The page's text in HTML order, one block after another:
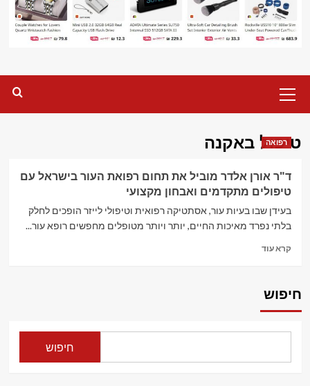
Menu
טיפול באקנה
רפואה
ד"ר אורן אלדר מוביל את תחום רפואת העור בישראל עם
טיפולים מתקדמים ואבחון מקצועי
בעידן שבו בעיות עור, אסתטיקה רפואית וטיפולי לייזר הופכים לחלק
בלתי נפרד מאיכות החיים, יותר ויותר מטופלים מחפשים רופא עור...
קרא עודRead
אלדר
רפואת
חיפוש
חיפוש